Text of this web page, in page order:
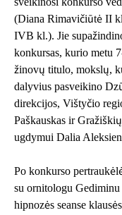
(Diana Rimavičiūtė II
IVB kl.). Jie
konkursas, kurio metu
žinovų titulo, mokslų,
dalyvius pasveikino
direkcijos, Vištyčio
Paškauskas ir
ugdymui Dalia
Po konkurso
su ornitologu
hipnozės seanse